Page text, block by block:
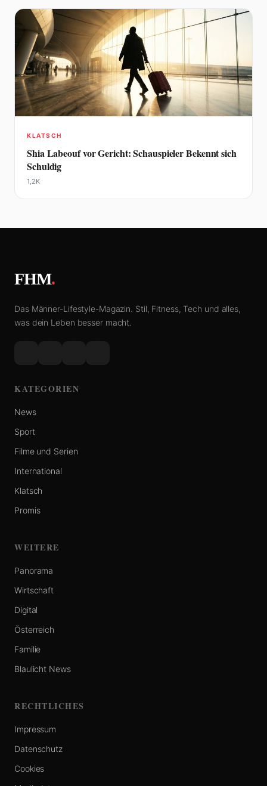
KLATSCH
Shia Labeouf vor Gericht: Schauspieler Bekennt sich
Schuldig
1,2K
FHM.
Das Männer-Lifestyle-Magazin. Stil, Fitness, Tech und alles,
was dein Leben besser macht.
KATEGORIEN
News
Sport
Filme und Serien
International
Klatsch
Promis
WEITERE
Panorama
Wirtschaft
Digital
Österreich
Familie
Blaulicht News
RECHTLICHES
Impressum
Datenschutz
Cookies